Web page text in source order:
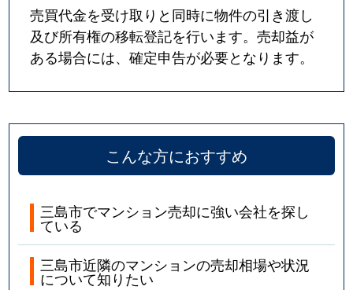
売買代金を受け取りと同時に物件の引き渡し
及び所有権の移転登記を行います。売却益が
ある場合には、確定申告が必要となります。
こんな方におすすめ
三島市でマンション売却に強い会社を探し
ている
三島市近隣のマンションの売却相場や状況
について知りたい